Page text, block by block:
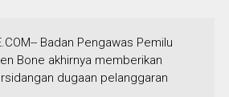
Badan Pengawas Pemilu
Bone akhirnya memberikan
dugaan pelanggaran